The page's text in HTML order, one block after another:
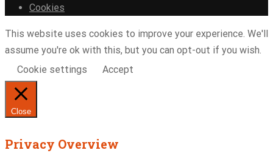
Cookies
This website uses cookies to improve your experience. We'll
assume you're ok with this, but you can opt-out if you wish.
Cookie settings
Accept
Close
Privacy Overview